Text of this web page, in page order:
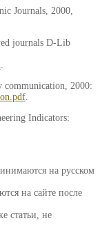
Journals, 2000,
journals D-Lib
2000:
Indicators:
на русском
на сайте после
статьи, не